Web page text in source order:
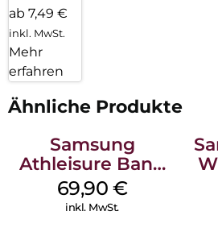
ab 7,49 €
inkl. MwSt.
Mehr
erfahren
Ähnliche Produkte
Samsung
Athleisure Band
(S/M) Galaxy
Watch8/Watch8
69,90 €
inkl. MwSt.